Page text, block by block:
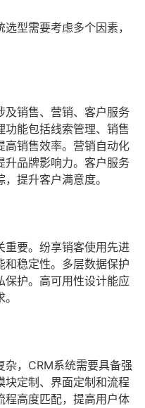
型需要考虑多个因素，
及销售、营销、客户服务
功能包括线索管理、销售
高销售效率。营销自动化
升品牌影响力。客户服务
提升客户满意度。
重要。纷享销客使用先进
和稳定性。多层数据保护
保护。高可用性设计能应
，CRM系统需要具备强
块定制、界面定制和流程
程高度匹配，提高用户体